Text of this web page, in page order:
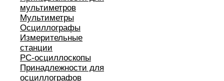
мультиметров
Мультиметры
Осциллографы
Измерительные
станции
РС-осциллоскопы
Принадлежности для
осциллографов